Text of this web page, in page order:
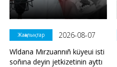
Жаңалықтар
2026-08-07
Wldana Mırzuannıñ küyeui isti
soñına deyin jetkizetinin ayttı